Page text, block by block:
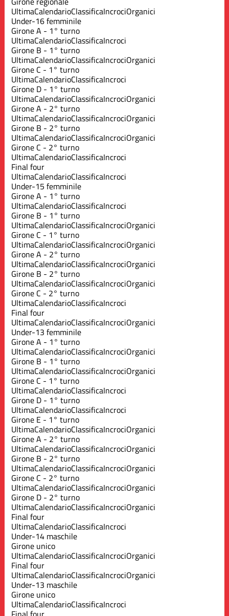
UltimaCalendarioClassificaIncrociOrganici
Under-16 femminile
Girone A - 1° turno
UltimaCalendarioClassificaIncroci
Girone B - 1° turno
UltimaCalendarioClassificaIncrociOrganici
Girone C - 1° turno
UltimaCalendarioClassificaIncroci
Girone D - 1° turno
UltimaCalendarioClassificaIncrociOrganici
Girone A - 2° turno
UltimaCalendarioClassificaIncrociOrganici
Girone B - 2° turno
UltimaCalendarioClassificaIncrociOrganici
Girone C - 2° turno
UltimaCalendarioClassificaIncroci
Final four
UltimaCalendarioClassificaIncroci
Under-15 femminile
Girone A - 1° turno
UltimaCalendarioClassificaIncroci
Girone B - 1° turno
UltimaCalendarioClassificaIncrociOrganici
Girone C - 1° turno
UltimaCalendarioClassificaIncrociOrganici
Girone A - 2° turno
UltimaCalendarioClassificaIncrociOrganici
Girone B - 2° turno
UltimaCalendarioClassificaIncrociOrganici
Girone C - 2° turno
UltimaCalendarioClassificaIncroci
Final four
UltimaCalendarioClassificaIncrociOrganici
Under-13 femminile
Girone A - 1° turno
UltimaCalendarioClassificaIncrociOrganici
Girone B - 1° turno
UltimaCalendarioClassificaIncrociOrganici
Girone C - 1° turno
UltimaCalendarioClassificaIncroci
Girone D - 1° turno
UltimaCalendarioClassificaIncroci
Girone E - 1° turno
UltimaCalendarioClassificaIncrociOrganici
Girone A - 2° turno
UltimaCalendarioClassificaIncrociOrganici
Girone B - 2° turno
UltimaCalendarioClassificaIncrociOrganici
Girone C - 2° turno
UltimaCalendarioClassificaIncrociOrganici
Girone D - 2° turno
UltimaCalendarioClassificaIncrociOrganici
Final four
UltimaCalendarioClassificaIncroci
Under-14 maschile
Girone unico
UltimaCalendarioClassificaIncrociOrganici
Final four
UltimaCalendarioClassificaIncrociOrganici
Under-13 maschile
Girone unico
UltimaCalendarioClassificaIncroci